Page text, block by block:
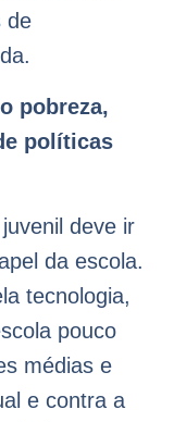
de
pobreza,
políticas
deve ir
da escola.
tecnologia,
pouco
médias e
e contra a